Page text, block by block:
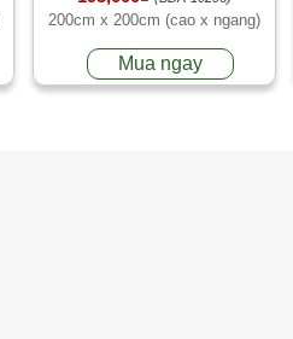
200cm x 200cm (cao x ngang)
Mua ngay